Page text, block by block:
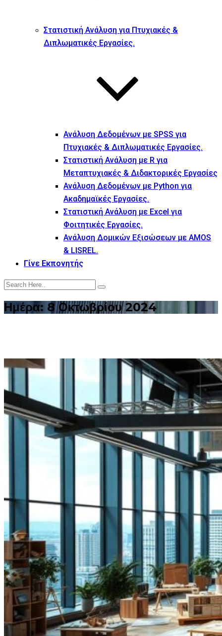
Στατιστική Ανάλυση για Πτυχιακές &
Διπλωματικές Εργασίες.
Ανάλυση Δεδομένων με SPSS για
Πτυχιακές & Διπλωματικές Εργασίες.
Στατιστική Ανάλυση με R για
Μεταπτυχιακές & Διδακτορικές Εργασίες
Ανάλυση Δεδομένων με Python για
Ακαδημαϊκές Εργασίες.
Στατιστική Ανάλυση με Excel για
Φοιτητικές Εργασίες.
Ανάλυση Δομικών Εξισώσεων με AMOS
& LISREL.
Γίνε Εκπονητής
Ημέρα: 8 Οκτωβρίου 2024